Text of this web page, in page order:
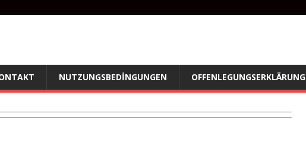
NUTZUNGSBEDINGUNGEN OFFENLEGUNGSERKLÄRUNG